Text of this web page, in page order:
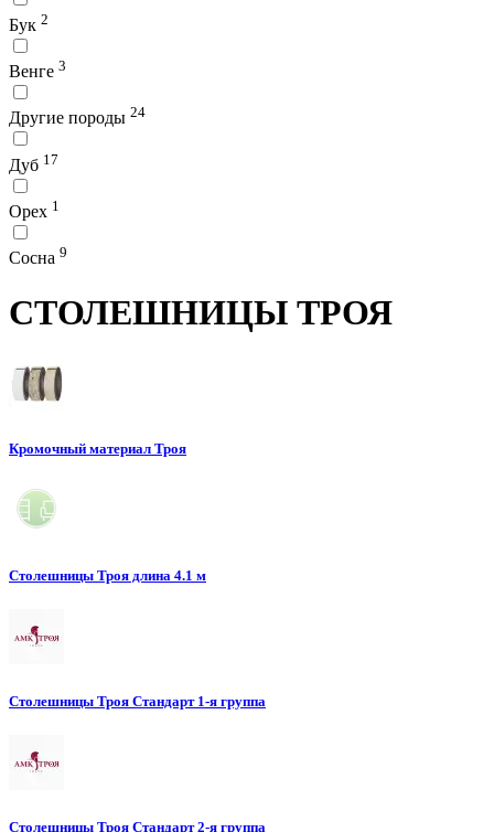
Бук 2
Венге 3
Другие породы 24
Дуб 17
Орех 1
Сосна 9
СТОЛЕШНИЦЫ ТРОЯ
Кромочный материал Троя
Столешницы Троя длина 4.1 м
Столешницы Троя Стандарт 1-я группа
Столешницы Троя Стандарт 2-я группа